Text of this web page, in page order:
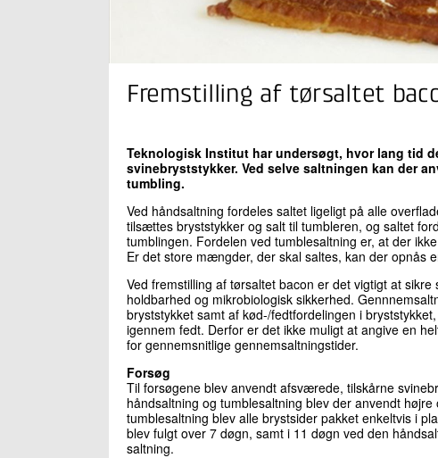
Fremstilling af tørsaltet
Teknologisk Institut har undersøgt, hvor lang tid
svinebryststykker. Ved selve saltningen kan der
tumbling.
Ved håndsaltning fordeles saltet ligeligt på alle
tilsættes bryststykker og salt til tumbleren, og saltet
tumblingen. Fordelen ved tumblesaltning er, at der
Er det store mængder, der skal saltes, kan der opnås
Ved fremstilling af tørsaltet bacon er det vigtigt at
holdbarhed og mikrobiologisk sikkerhed.
bryststykket samt af kød-/fedtfordelingen i
igennem fedt. Derfor er det ikke muligt at angive en
for gennemsnitlige gennemsaltningstider.
Forsøg
Til forsøgene blev anvendt afsværede, tilskårne
håndsaltning og tumblesaltning blev der anvendt
tumblesaltning blev alle brystsider pakket enkeltvis i
blev fulgt over 7 døgn, samt i 11 døgn ved den
saltning.